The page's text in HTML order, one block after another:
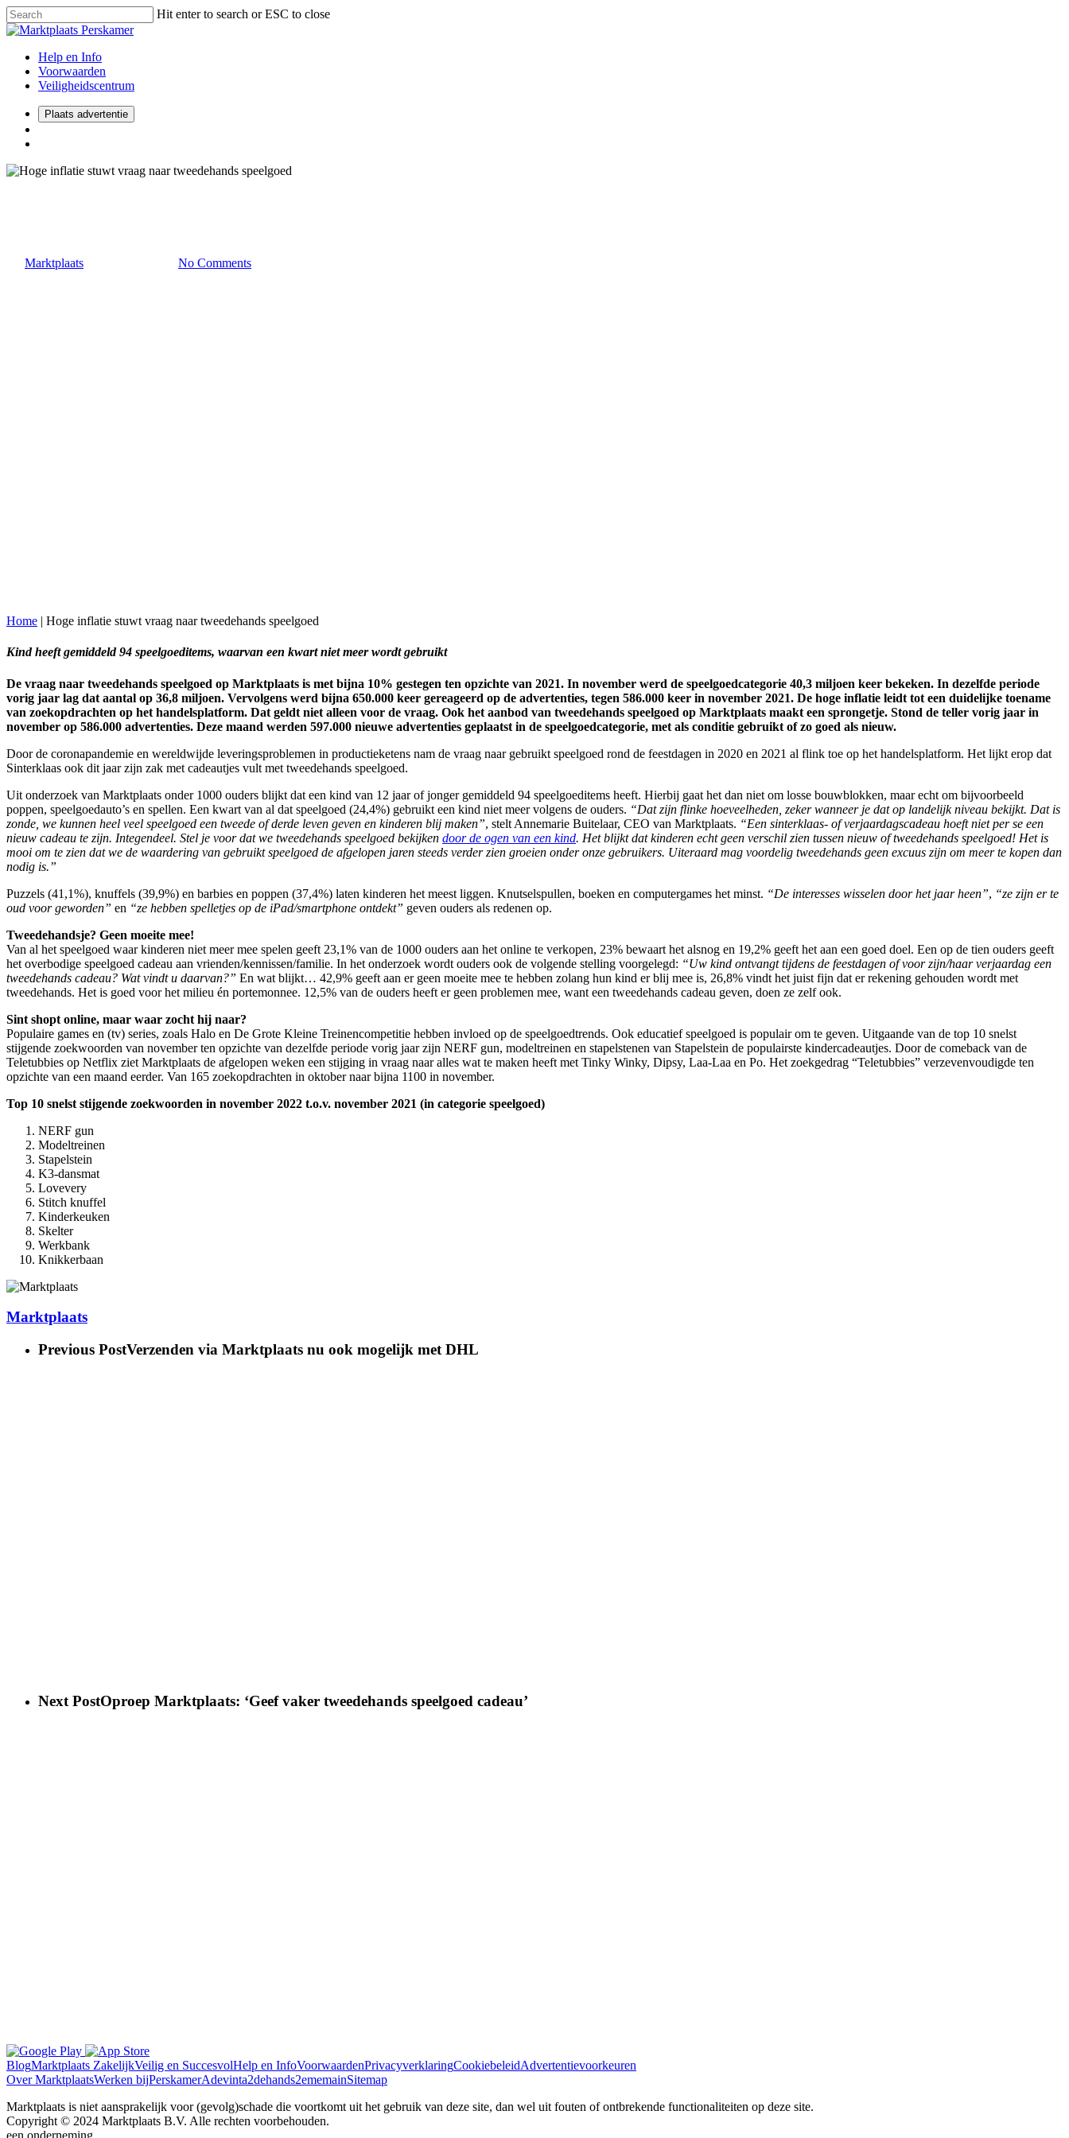
Hit enter to search or ESC to close
Help en Info
Voorwaarden
Veiligheidscentrum
Plaats advertentie
Marktplaats No Comments
Home | Hoge inflatie stuwt vraag naar tweedehands speelgoed
Kind heeft gemiddeld 94 speelgoeditems, waarvan een kwart niet meer wordt gebruikt
De vraag naar tweedehands speelgoed op Marktplaats is met bijna 10% gestegen ten opzichte van 2021. In november werd de speelgoedcategorie 40,3 miljoen keer bekeken. In dezelfde periode
vorig jaar lag dat aantal op 36,8 miljoen. Vervolgens werd bijna 650.000 keer gereageerd op de advertenties, tegen 586.000 keer in november 2021. De hoge inflatie leidt tot een duidelijke toename
van zoekopdrachten op het handelsplatform. Dat geldt niet alleen voor de vraag. Ook het aanbod van tweedehands speelgoed op Marktplaats maakt een sprongetje. Stond de teller vorig jaar in
november op 586.000 advertenties. Deze maand werden 597.000 nieuwe advertenties geplaatst in de speelgoedcategorie, met als conditie gebruikt of zo goed als nieuw.
Door de coronapandemie en wereldwijde leveringsproblemen in productieketens nam de vraag naar gebruikt speelgoed rond de feestdagen in 2020 en 2021 al flink toe op het handelsplatform. Het lijkt erop dat
Sinterklaas ook dit jaar zijn zak met cadeautjes vult met tweedehands speelgoed.
Uit onderzoek van Marktplaats onder 1000 ouders blijkt dat een kind van 12 jaar of jonger gemiddeld 94 speelgoeditems heeft. Hierbij gaat het dan niet om losse bouwblokken, maar echt om bijvoorbeeld
poppen, speelgoedauto’s en spellen. Een kwart van al dat speelgoed (24,4%) gebruikt een kind niet meer volgens de ouders. “Dat zijn flinke hoeveelheden, zeker wanneer je dat op landelijk niveau bekijkt. Dat is
zonde, we kunnen heel veel speelgoed een tweede of derde leven geven en kinderen blij maken”, stelt Annemarie Buitelaar, CEO van Marktplaats. “Een sinterklaas- of verjaardagscadeau hoeft niet per se een
nieuw cadeau te zijn. Integendeel. Stel je voor dat we tweedehands speelgoed bekijken door de ogen van een kind. Het blijkt dat kinderen echt geen verschil zien tussen nieuw of tweedehands speelgoed! Het is
mooi om te zien dat we de waardering van gebruikt speelgoed de afgelopen jaren steeds verder zien groeien onder onze gebruikers. Uiteraard mag voordelig tweedehands geen excuus zijn om meer te kopen dan
nodig is.”
Puzzels (41,1%), knuffels (39,9%) en barbies en poppen (37,4%) laten kinderen het meest liggen. Knutselspullen, boeken en computergames het minst. “De interesses wisselen door het jaar heen”, “ze zijn er te
oud voor geworden” en “ze hebben spelletjes op de iPad/smartphone ontdekt” geven ouders als redenen op.
Tweedehandsje? Geen moeite mee!
Van al het speelgoed waar kinderen niet meer mee spelen geeft 23,1% van de 1000 ouders aan het online te verkopen, 23% bewaart het alsnog en 19,2% geeft het aan een goed doel. Een op de tien ouders geeft
het overbodige speelgoed cadeau aan vrienden/kennissen/familie. In het onderzoek wordt ouders ook de volgende stelling voorgelegd: “Uw kind ontvangt tijdens de feestdagen of voor zijn/haar verjaardag een
tweedehands cadeau? Wat vindt u daarvan?” En wat blijkt… 42,9% geeft aan er geen moeite mee te hebben zolang hun kind er blij mee is, 26,8% vindt het juist fijn dat er rekening gehouden wordt met
tweedehands. Het is goed voor het milieu én portemonnee. 12,5% van de ouders heeft er geen problemen mee, want een tweedehands cadeau geven, doen ze zelf ook.
Sint shopt online, maar waar zocht hij naar?
Populaire games en (tv) series, zoals Halo en De Grote Kleine Treinencompetitie hebben invloed op de speelgoedtrends. Ook educatief speelgoed is populair om te geven. Uitgaande van de top 10 snelst
stijgende zoekwoorden van november ten opzichte van dezelfde periode vorig jaar zijn NERF gun, modeltreinen en stapelstenen van Stapelstein de populairste kindercadeautjes. Door de comeback van de
Teletubbies op Netflix ziet Marktplaats de afgelopen weken een stijging in vraag naar alles wat te maken heeft met Tinky Winky, Dipsy, Laa-Laa en Po. Het zoekgedrag “Teletubbies” verzevenvoudigde ten
opzichte van een maand eerder. Van 165 zoekopdrachten in oktober naar bijna 1100 in november.
Top 10 snelst stijgende zoekwoorden in november 2022 t.o.v. november 2021 (in categorie speelgoed)
NERF gun
Modeltreinen
Stapelstein
K3-dansmat
Lovevery
Stitch knuffel
Kinderkeuken
Skelter
Werkbank
Knikkerbaan
Marktplaats
Previous PostVerzenden via Marktplaats nu ook mogelijk met DHL
Next PostOproep Marktplaats: ‘Geef vaker tweedehands speelgoed cadeau’
BlogMarktplaats ZakelijkVeilig en SuccesvolHelp en InfoVoorwaardenPrivacyverklaringCookiebeleidAdvertentievoorkeuren
Over MarktplaatsWerken bijPerskamerAdevinta2dehands2ememainSitemap
Marktplaats is niet aansprakelijk voor (gevolg)schade die voortkomt uit het gebruik van deze site, dan wel uit fouten of ontbrekende functionaliteiten op deze site.
Copyright © 2024 Marktplaats B.V. Alle rechten voorbehouden.
een onderneming